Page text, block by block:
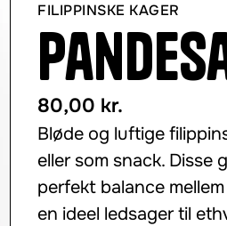
FILIPPINSKE KAGER
80,00 kr.
Bløde og luftige
eller som snack. Disse
perfekt balance
en ideel ledsager til